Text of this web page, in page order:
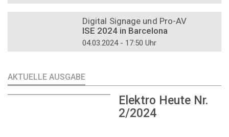
Digital Signage und Pro-AV
ISE 2024 in Barcelona
04.03.2024 - 17:50 Uhr
AKTUELLE AUSGABE
Elektro Heute Nr.
2/2024